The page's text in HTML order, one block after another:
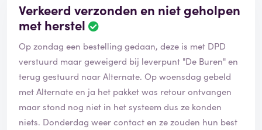
Verkeerd verzonden en niet geholpen
met herstel
Op zondag een bestelling gedaan, deze is met DPD
verstuurd maar geweigerd bij leverpunt "De Buren" en
terug gestuurd naar Alternate. Op woensdag gebeld
met Alternate en ja het pakket was retour ontvangen
maar stond nog niet in het systeem dus ze konden
niets. Donderdag weer contact en ze zouden hun best